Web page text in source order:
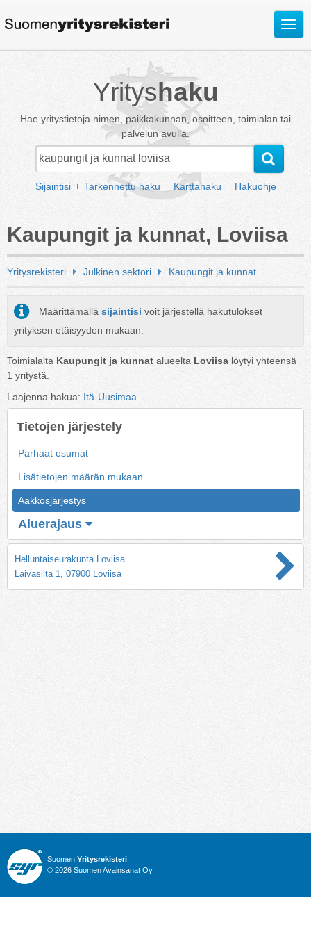
Avaa
Yrityshaku
Hae yritystietoja nimen, paikkakunnan, osoitteen, toimialan tai
palvelun avulla.
Sijaintisi Tarkennettu haku Karttahaku Hakuohje
Kaupungit ja kunnat, Loviisa
Yritysrekisteri Julkinen sektori Kaupungit ja kunnat
Määrittämällä sijaintisi voit järjestellä hakutulokset
yrityksen etäisyyden mukaan.
Toimialalta Kaupungit ja kunnat alueelta Loviisa löytyi yhteensä
1 yritystä.
Laajenna hakua: Itä-Uusimaa
Tietojen järjestely
Parhaat osumat
Lisätietojen määrän mukaan
Aakkosjärjestys
Aluerajaus
Helluntaiseurakunta Loviisa
Laivasilta 1, 07900 Loviisa
Suomen Yritysrekisteri
© 2026 Suomen Avainsanat Oy